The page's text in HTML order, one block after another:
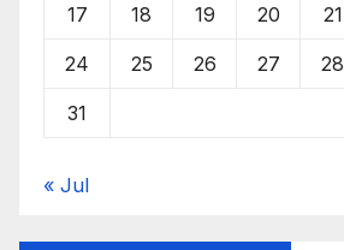
17 18 19 20 21
24 25 26 27 28
31
« Jul